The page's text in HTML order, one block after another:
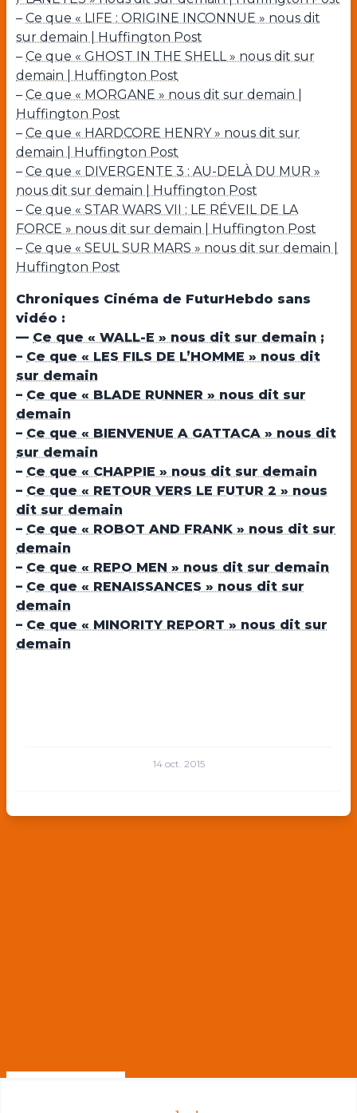
– Ce que « LIFE : ORIGINE INCONNUE » nous dit
sur demain | Huffington Post
– Ce que « GHOST IN THE SHELL » nous dit sur
demain | Huffington Post
– Ce que « MORGANE » nous dit sur demain |
Huffington Post
– Ce que « HARDCORE HENRY » nous dit sur
demain | Huffington Post
– Ce que « DIVERGENTE 3 : AU-DELÀ DU MUR »
nous dit sur demain | Huffington Post
– Ce que « STAR WARS VII : LE RÉVEIL DE LA
FORCE » nous dit sur demain | Huffington Post
– Ce que « SEUL SUR MARS » nous dit sur demain |
Huffington Post
Chroniques Cinéma de FuturHebdo sans
vidéo :
— Ce que « WALL-E » nous dit sur demain ;
– Ce que « LES FILS DE L’HOMME » nous dit
sur demain
– Ce que « BLADE RUNNER » nous dit sur
demain
– Ce que « BIENVENUE A GATTACA » nous dit
sur demain
– Ce que « CHAPPIE » nous dit sur demain
– Ce que « RETOUR VERS LE FUTUR 2 » nous
dit sur demain
– Ce que « ROBOT AND FRANK » nous dit sur
demain
– Ce que « REPO MEN » nous dit sur demain
– Ce que « RENAISSANCES » nous dit sur
demain
– Ce que « MINORITY REPORT » nous dit sur
demain
14 oct. 2015